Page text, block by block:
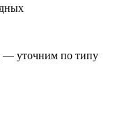
— уточним по типу